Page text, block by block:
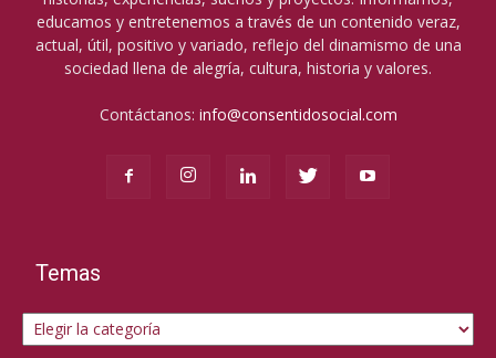
educamos y entretenemos a través de un contenido veraz,
actual, útil, positivo y variado, reflejo del dinamismo de una
sociedad llena de alegría, cultura, historia y valores.
Contáctanos: info@consentidosocial.com
Temas
Temas